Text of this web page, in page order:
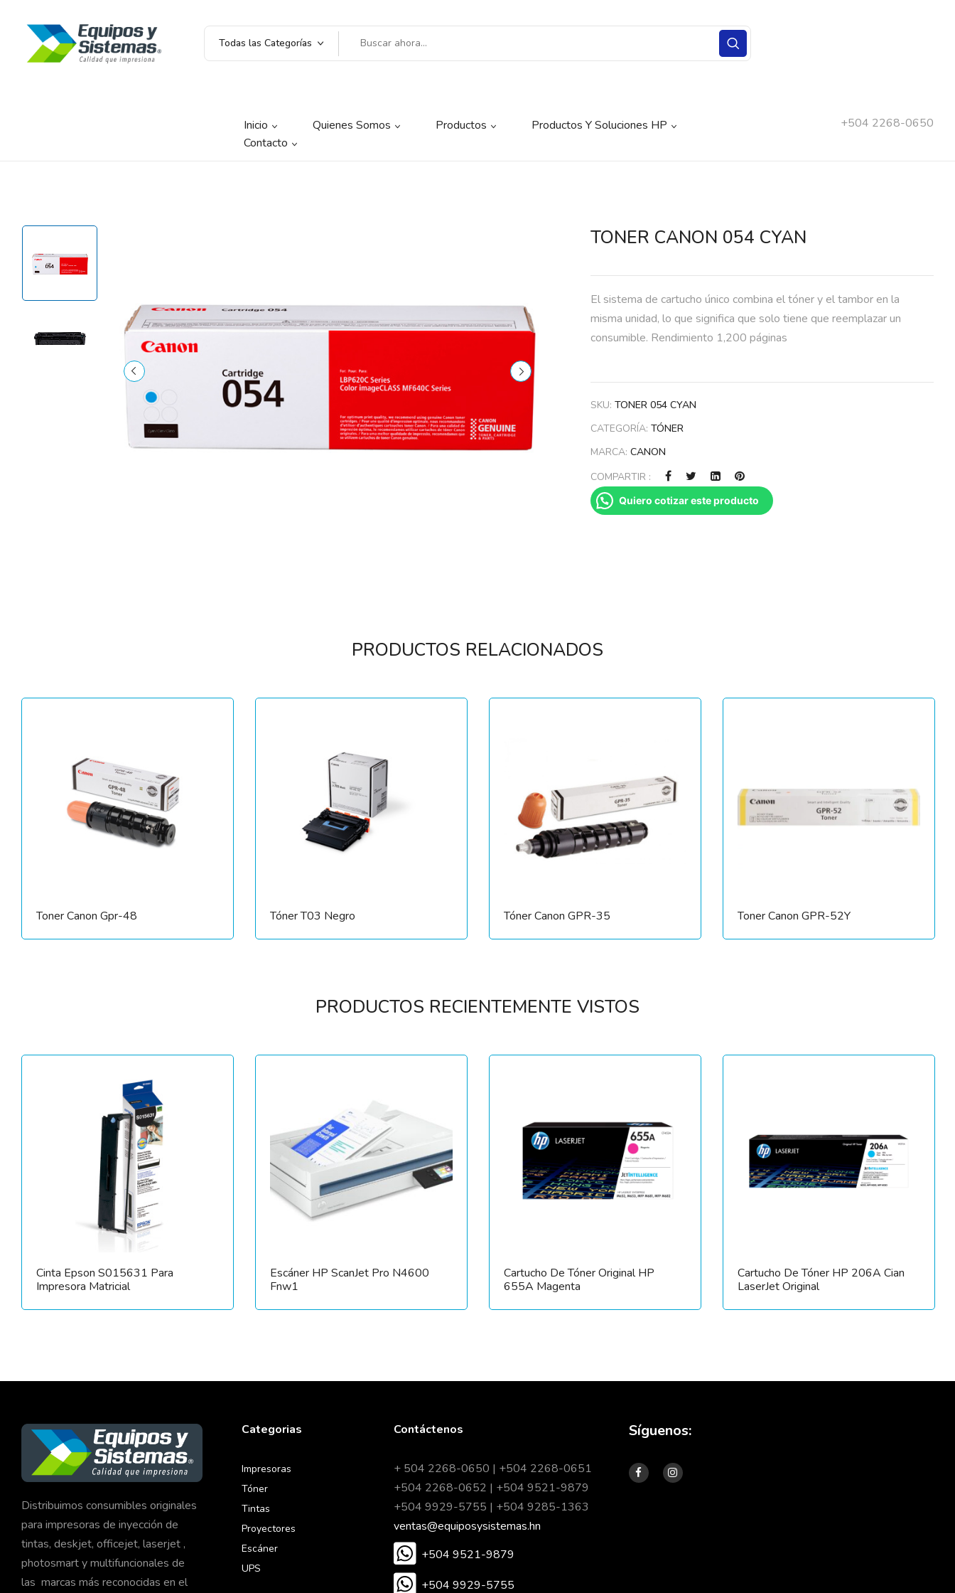
Todas las Categorías
Inicio Quienes Somos Productos
Productos Y Soluciones HP
Contacto
+504 2268-0650
TONER CANON 054 CYAN
El sistema de cartucho único combina el tóner y el tambor en la
misma unidad, lo que significa que solo tiene que reemplazar un
consumible. Rendimiento 1,200 páginas
SKU:TONER 054 CYAN
CATEGORÍA:TÓNER
MARCA:CANON
COMPARTIR :
Quiero cotizar este producto
PRODUCTOS RELACIONADOS
Toner Canon Gpr-48 Tóner T03 Negro Tóner Canon GPR-35 Toner Canon GPR-52Y
PRODUCTOS RECIENTEMENTE VISTOS
Cinta Epson S015631 Para
Impresora Matricial
Escáner HP ScanJet Pro N4600
Fnw1
Cartucho De Tóner Original HP
655A Magenta
Cartucho De Tóner HP 206A Cian
LaserJet Original
Distribuimos consumibles originales
para impresoras de inyección de
tintas, deskjet, officejet, laserjet ,
photosmart y multifuncionales de
las marcas más reconocidas en el
Categorias
Impresoras
Tóner
Tintas
Proyectores
Escáner
UPS
Contáctenos
+ 504 2268-0650 | +504 2268-0651
+504 2268-0652 | +504 9521-9879
+504 9929-5755 | +504 9285-1363
ventas@equiposysistemas.hn
+504 9521-9879
+504 9929-5755
Síguenos: